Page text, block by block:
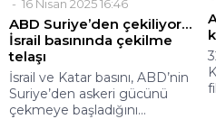
16 Nisan 2025 16:46
ABD Suriye’den çekiliyor…
İsrail basınında çekilme
telaşı
İsrail ve Katar basını, ABD’nin
Suriye’den askeri gücünü
çekmeye başladığını...